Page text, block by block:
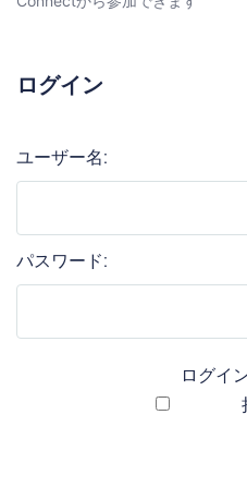
ログイン
ユーザー名:
パスワード:
ログイ